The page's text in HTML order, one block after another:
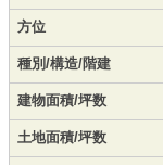
方位
種別/構造/階建
建物面積/坪数
土地面積/坪数